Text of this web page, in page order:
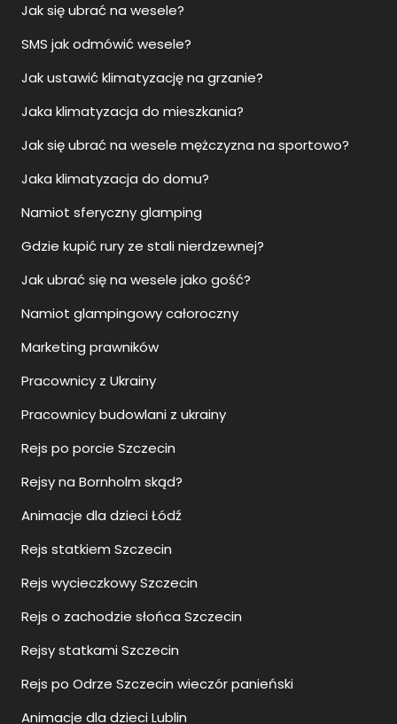
Jak się ubrać na wesele?
SMS jak odmówić wesele?
Jak ustawić klimatyzację na grzanie?
Jaka klimatyzacja do mieszkania?
Jak się ubrać na wesele mężczyzna na sportowo?
Jaka klimatyzacja do domu?
Namiot sferyczny glamping
Gdzie kupić rury ze stali nierdzewnej?
Jak ubrać się na wesele jako gość?
Namiot glampingowy całoroczny
Marketing prawników
Pracownicy z Ukrainy
Pracownicy budowlani z ukrainy
Rejs po porcie Szczecin
Rejsy na Bornholm skąd?
Animacje dla dzieci Łódź
Rejs statkiem Szczecin
Rejs wycieczkowy Szczecin
Rejs o zachodzie słońca Szczecin
Rejsy statkami Szczecin
Rejs po Odrze Szczecin wieczór panieński
Animacje dla dzieci Lublin